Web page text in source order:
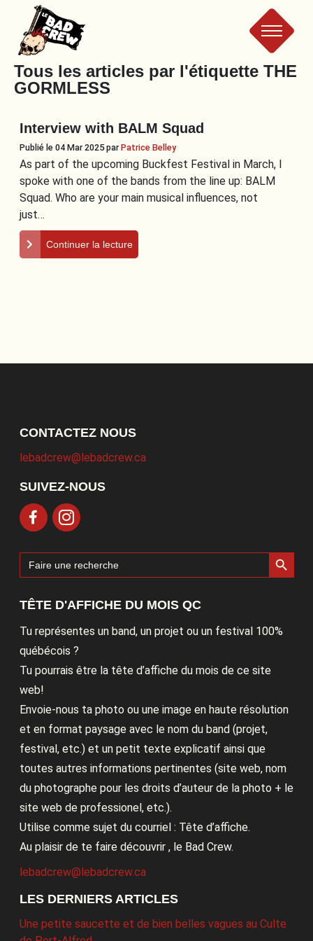
Le
Bad
Crew
Tous les articles par l'étiquette THE
GORMLESS
Interview with BALM Squad
Publié le 04 Mar 2025parPatrice Belley
As part of the upcoming Buckfest Festival in March, I
spoke with one of the bands from the line up: BALM
Squad. Who are your main musical influences, not
just…
Continuer la lecture
CONTACTEZ NOUS
lebadcrew@lebadcrew.ca
SUIVEZ-NOUS
Search
for:
Search Button
TÊTE D'AFFICHE DU MOIS QC
Tu représentes un band, un projet ou un festival 100%
québécois ?
Tu pourrais être la tête d’affiche du mois de ce site
web!
Envoie-nous ta photo ou une image en haute résolution
et en format paysage avec le nom du band (projet,
festival, etc.) et un petit texte explicatif ainsi que
toutes autres informations pertinentes (site web, nom
du photographe pour les droits d’auteur de la photo + le
site web de professionel, etc.).
Utilise comme sujet du courriel : Tête d’affiche.
Au plaisir de te faire découvrir , le Bad Crew.
lebadcrew@lebadcrew.ca
LES DERNIERS ARTICLES
Une petite saucette et de bien belles vagues au Culte